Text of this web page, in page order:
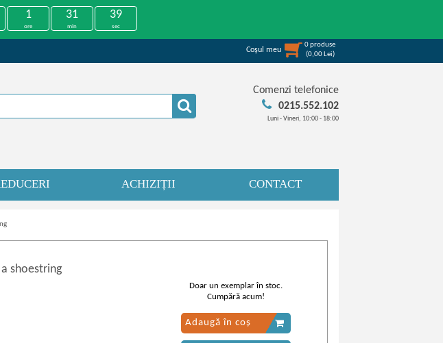
1
ore
31
min
39
sec
Coşul meu
0produse
(0,00 Lei)
Comenzi telefonice
0215.552.102
Luni - Vineri, 10:00 - 18:00
ACHIZIȚII CONTACT
shoestring
Doar un exemplar în stoc.
Cumpără acum!
Adaugă în coș